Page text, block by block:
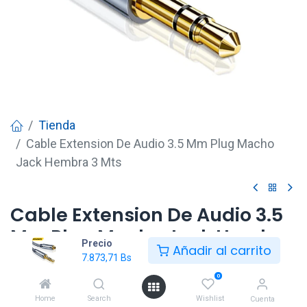
Precio
7.873,71 Bs Añadir al carrito
Home Search
0
Wishlist Cuenta
Tienda
Cable Extension De Audio 3.5 Mm Plug Macho
Jack Hembra 3 Mts
Cable Extension De Audio 3.5
Mm Plug Macho Jack Hembra
3 Mts
7.873,71 Bs